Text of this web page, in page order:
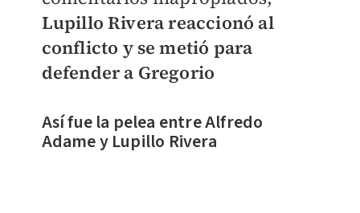
Lupillo Rivera reaccionó al
conflicto y se metió para
defender a Gregorio
Así fue la pelea entre Alfredo
Adame y Lupillo Rivera